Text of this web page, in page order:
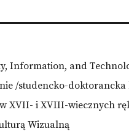
Information, and
/studencko-
XVII- i XVIII-wiecznych
Wizualną